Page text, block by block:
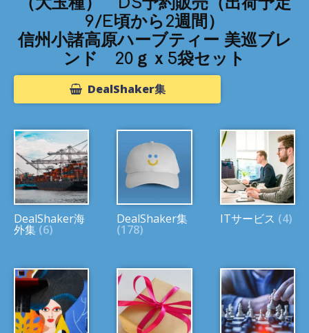
9/E頃から2週間）
信州小諸高原ハーブティー 美巡ブレ
ンド 20ｇｘ5袋セット
DealShaker集
DealShaker海
外集 (6)
DealShaker集
(178)
ITサービス (4)